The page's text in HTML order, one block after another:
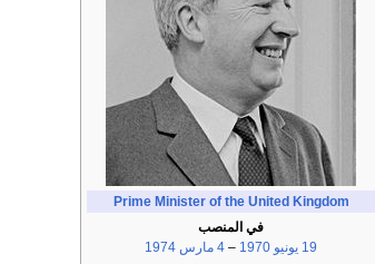
Prime Minister of the United Kingdom
في المنصب
19 يونيو
1970
– 4 مارس
1974